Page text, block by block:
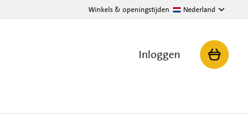
Winkels & openingstijden Nederland
Inloggen